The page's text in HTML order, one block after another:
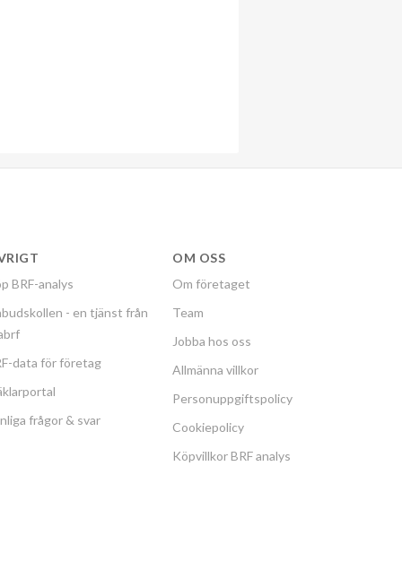
BRF-analys
- en tjänst från
data för företag
frågor & svar
OM OSS
Om företaget
Team
Jobba hos oss
Allmänna villkor
Personuppgiftspolicy
Cookiepolicy
Köpvillkor BRF analys